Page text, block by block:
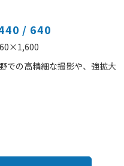
/ 640
での高精細な撮影や、強拡大